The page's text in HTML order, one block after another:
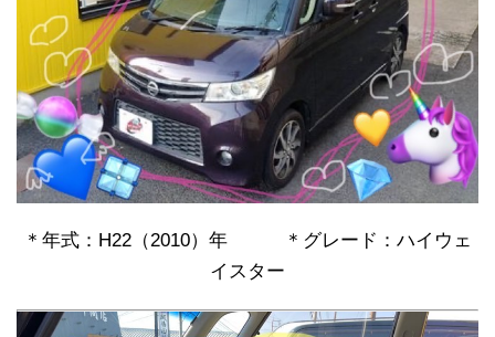
＊年式：H22（2010）年 ＊グレード：ハイウェ
イスター